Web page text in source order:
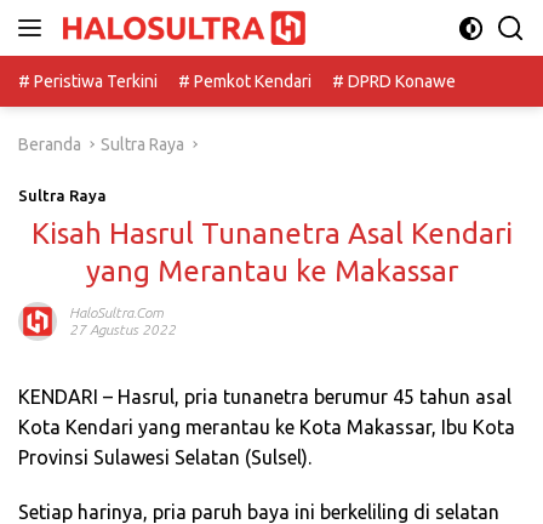
# Peristiwa Terkini
# Pemkot Kendari # DPRD Konawe
Beranda Sultra Raya
Sultra Raya
Kisah Hasrul Tunanetra Asal Kendari
yang Merantau ke Makassar
HaloSultra.com
27 Agustus 2022
KENDARI – Hasrul, pria tunanetra berumur 45 tahun asal
Kota Kendari yang merantau ke Kota Makassar, Ibu Kota
Provinsi Sulawesi Selatan (Sulsel).
Setiap harinya, pria paruh baya ini berkeliling di selatan